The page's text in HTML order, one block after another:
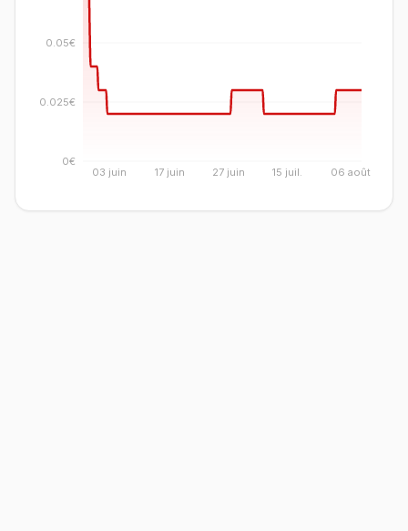
03 juin 17 juin 27 juin 15 juil. 06 août
0€
0.025€
0.05€